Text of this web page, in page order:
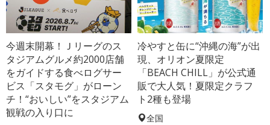
今週末開幕！Ｊリーグのス
タジアムグルメ約2000店舗
をガイドする食べログサー
ビス「スタモグ」がローン
チ！“おいしい”をスタジアム
観戦の入り口に
冷やすと缶に“沖縄の海”が出
現、オリオン夏限定
「BEACH CHILL」が公式通
販で大人気！夏限定クラフ
ト2種も登場
全国